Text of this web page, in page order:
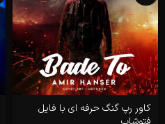
کاور رپ گنگ حرفه ای با فایل